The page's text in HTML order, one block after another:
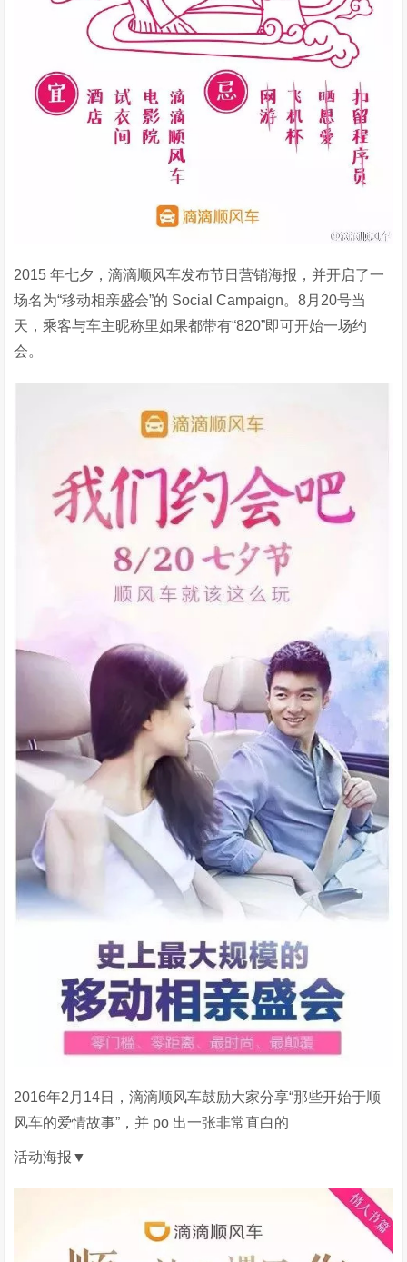
2015 年七夕，滴滴顺风车发布节日营销海报，并开启了一
场名为“移动相亲盛会”的 Social Campaign。8月20号当
天，乘客与车主昵称里如果都带有“820”即可开始一场约
会。
2016年2月14日，滴滴顺风车鼓励大家分享“那些开始于顺
风车的爱情故事”，并 po 出一张非常直白的
活动海报▼